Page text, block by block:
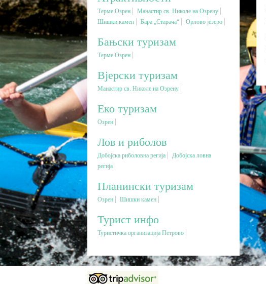
Терме Озрен
Манастир св. Николе на Озрену
Шишки камен
Бара „Старача“ Орлово језеро
Бањски туризам
Терме Озрен
Вјерски туризам
Манастир св. Николе на Озрену
Еко туризам
Озрен
Лов и риболов
Добојска риболовна регија
Добојска ловна
регија
Планински туризам
Озрен Шишки камен
Турист инфо
Туристичка организација Петрово